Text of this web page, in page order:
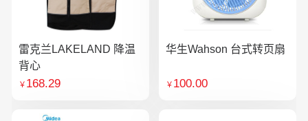
雷克兰LAKELAND 降温
背心
￥ 168.29
华生Wahson 台式转页扇
￥ 100.00